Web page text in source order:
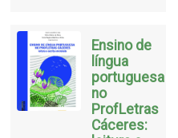
Ensino de
língua
portuguesa
no
ProfLetras
Cáceres: